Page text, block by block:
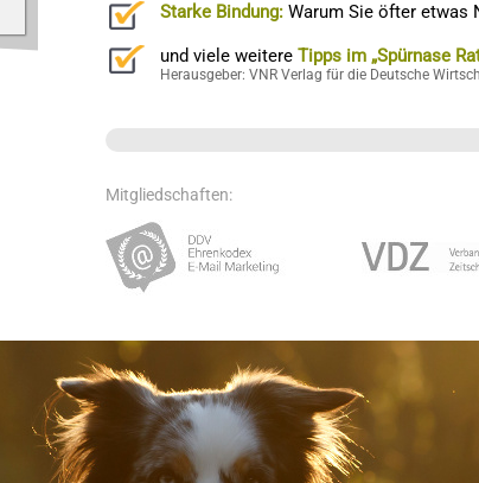
Starke Bindung: Warum Sie öfter etwas
und viele weitere Tipps im „Spürnase
Herausgeber: VNR Verlag für die Deutsche
Mitgliedschaften: